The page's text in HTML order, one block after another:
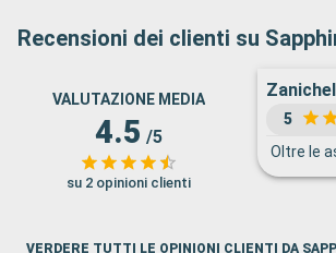
Recensioni dei clienti su
VALUTAZIONE MEDIA
4.5 /5
su 2 opinioni clienti
5
Oltre le
VERDERE TUTTI LE OPINIONI CLIENTI DA